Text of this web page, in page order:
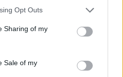
Opt Outs
Sharing of my
Sale of my
Bear Productions on
jossa tehdään elokuva